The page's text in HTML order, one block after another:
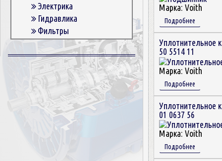
Электрика
Гидравлика
Фильтры
Корпусные детали
Пружины и болты
Прокладки и уплотнители
Втулки
Сцепление
Марка: Voith
Подробнее
Уплотнительное
50 5514 11
Марка: Voith
Подробнее
Уплотнительное
01 0637 56
Марка: Voith
Подробнее